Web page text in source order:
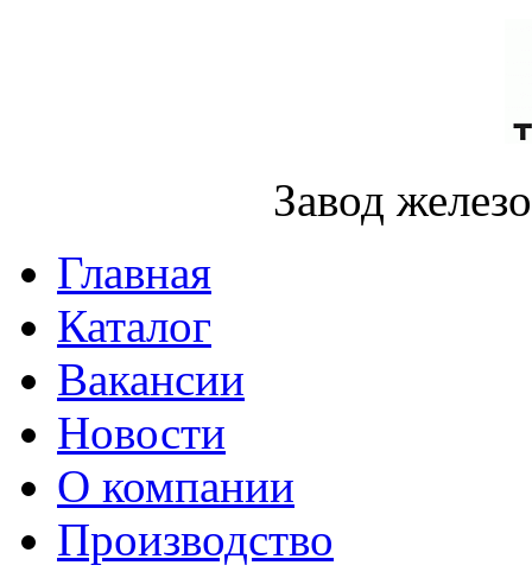
Завод
Главная
Каталог
Вакансии
Новости
О компании
Производство